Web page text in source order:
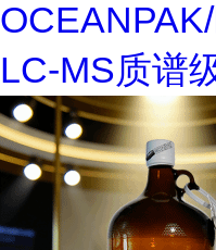
LC-MS质谱